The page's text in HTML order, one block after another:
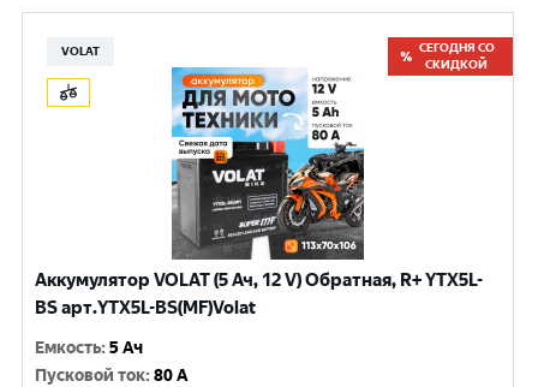
VOLAT
СЕГОДНЯ СО
СКИДКОЙ
Аккумулятор VOLAT (5 Ач, 12 V) Обратная, R+ YTX5L-
BS арт.YTX5L-BS(MF)Volat
Емкость:5 Ач
Пусковой ток:80 A